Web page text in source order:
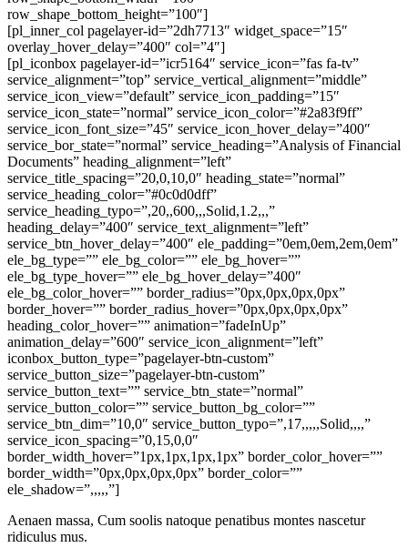
row_shape_bottom_height=”100″]
[pl_inner_col pagelayer-id=”2dh7713″ widget_space=”15″
overlay_hover_delay=”400″ col=”4″]
[pl_iconbox pagelayer-id=”icr5164″ service_icon=”fas fa-tv”
service_alignment=”top” service_vertical_alignment=”middle”
service_icon_view=”default” service_icon_padding=”15″
service_icon_state=”normal” service_icon_color=”#2a83f9ff”
service_icon_font_size=”45″ service_icon_hover_delay=”400″
service_bor_state=”normal” service_heading=”Analysis of Financial
Documents” heading_alignment=”left”
service_title_spacing=”20,0,10,0″ heading_state=”normal”
service_heading_color=”#0c0d0dff”
service_heading_typo=”,20,,600,,,Solid,1.2,,,”
heading_delay=”400″ service_text_alignment=”left”
service_btn_hover_delay=”400″ ele_padding=”0em,0em,2em,0em”
ele_bg_type=”” ele_bg_color=”” ele_bg_hover=””
ele_bg_type_hover=”” ele_bg_hover_delay=”400″
ele_bg_color_hover=”” border_radius=”0px,0px,0px,0px”
border_hover=”” border_radius_hover=”0px,0px,0px,0px”
heading_color_hover=”” animation=”fadeInUp”
animation_delay=”600″ service_icon_alignment=”left”
iconbox_button_type=”pagelayer-btn-custom”
service_button_size=”pagelayer-btn-custom”
service_button_text=”” service_btn_state=”normal”
service_button_color=”” service_button_bg_color=””
service_btn_dim=”10,0″ service_button_typo=”,17,,,,,Solid,,,,”
service_icon_spacing=”0,15,0,0″
border_width_hover=”1px,1px,1px,1px” border_color_hover=””
border_width=”0px,0px,0px,0px” border_color=””
ele_shadow=”,,,,,”]
Aenaen massa, Cum soolis natoque penatibus montes nascetur
ridiculus mus.